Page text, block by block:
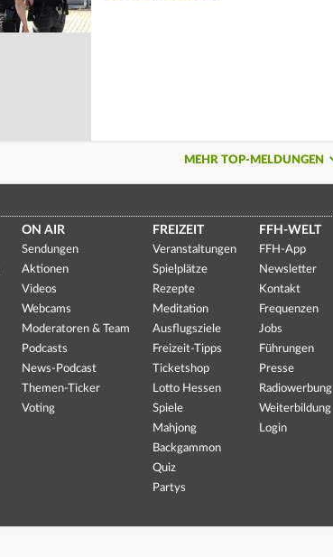
MEHR TOP-MELDUNGEN
ON AIR
Sendungen
Aktionen
Videos
Webcams
Moderatoren & Team
Podcasts
News-Podcast
Themen-Ticker
Voting
FREIZEIT
Veranstaltungen
Spielplätze
Rezepte
Meditation
Ausflugsziele
Freizeit-Tipps
Ticketshop
Lotto Hessen
Spiele
Mahjong
Backgammon
Quiz
Partys
FFH-WELT
FFH-App
Newsletter
Kontakt
Frequenzen
Jobs
Führungen
Presse
Radiowerbung
Weiterbildung
Login